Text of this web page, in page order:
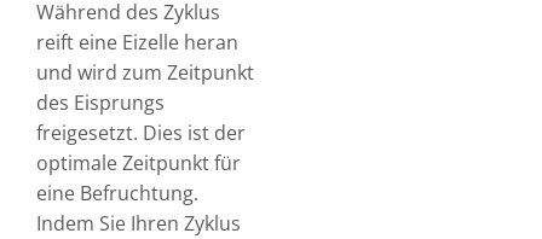
Während des Zyklus
reift eine Eizelle heran
und wird zum Zeitpunkt
des Eisprungs
freigesetzt. Dies ist der
optimale Zeitpunkt für
eine Befruchtung.
Indem Sie Ihren Zyklus